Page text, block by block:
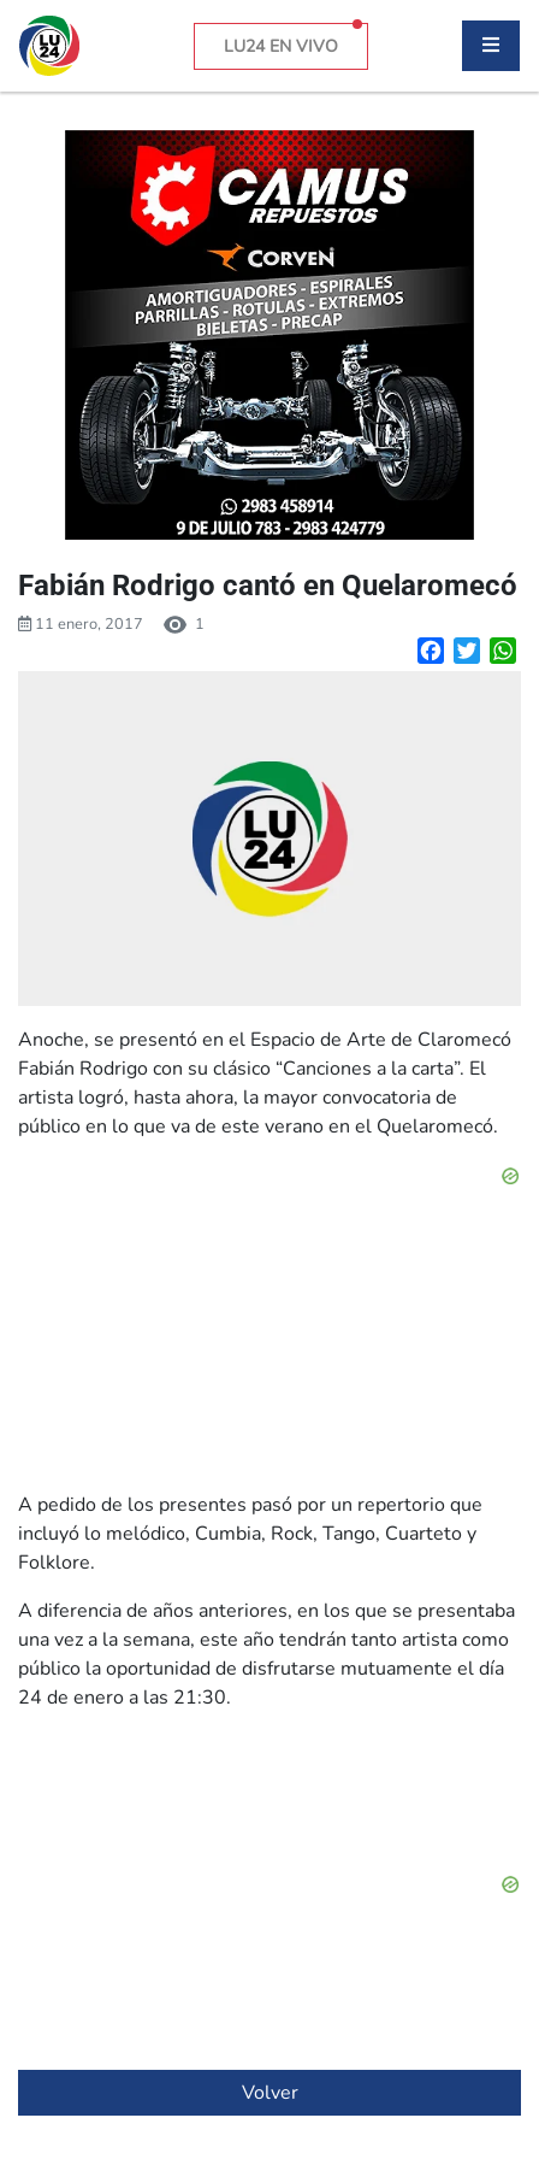
LU24 EN VIVO
Fabián Rodrigo cantó en Quelaromecó
11 enero, 2017 1
Facebook
Anoche, se presentó en el Espacio de Arte de Claromecó
Fabián Rodrigo con su clásico “Canciones a la carta”. El
artista logró, hasta ahora, la mayor convocatoria de
público en lo que va de este verano en el Quelaromecó.
A pedido de los presentes pasó por un repertorio que
incluyó lo melódico, Cumbia, Rock, Tango, Cuarteto y
Folklore.
A diferencia de años anteriores, en los que se presentaba
una vez a la semana, este año tendrán tanto artista como
público la oportunidad de disfrutarse mutuamente el día
24 de enero a las 21:30.
Volver